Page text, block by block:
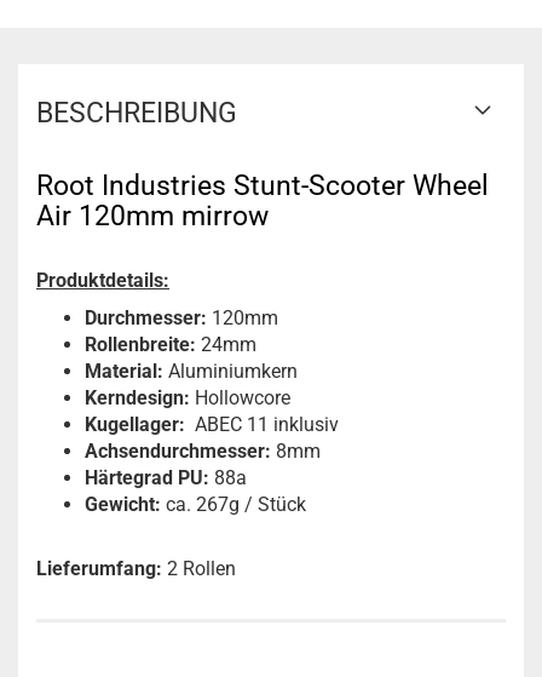
BESCHREIBUNG
Root Industries Stunt-Scooter Wheel
Air 120mm mirrow
Produktdetails:
Durchmesser: 120mm
Rollenbreite: 24mm
Material: Aluminiumkern
Kerndesign: Hollowcore
Kugellager: ABEC 11 inklusiv
Achsendurchmesser: 8mm
Härtegrad PU: 88a
Gewicht: ca. 267g / Stück
Lieferumfang: 2 Rollen